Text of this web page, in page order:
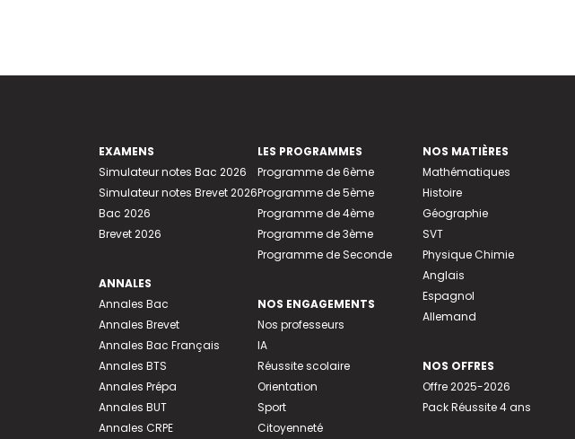
EXAMENS
Simulateur notes Bac 2026
Simulateur notes Brevet 2026
Bac 2026
Brevet 2026
ANNALES
Annales Bac
Annales Brevet
Annales Bac Français
Annales BTS
Annales Prépa
Annales BUT
Annales CRPE
LES PROGRAMMES
Programme de 6ème
Programme de 5ème
Programme de 4ème
Programme de 3ème
Programme de Seconde
NOS ENGAGEMENTS
Nos professeurs
IA
Réussite scolaire
Orientation
Sport
Citoyenneté
NOS MATIÈRES
Mathématiques
Histoire
Géographie
SVT
Physique Chimie
Anglais
Espagnol
Allemand
NOS OFFRES
Offre 2025-2026
Pack Réussite 4 ans